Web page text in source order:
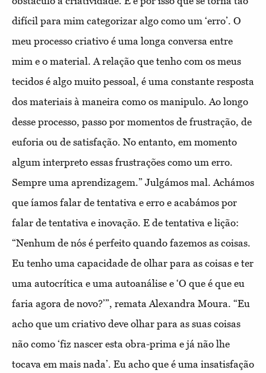
difícil para mim categorizar algo como um ‘erro’. O
meu processo criativo é uma longa conversa entre
mim e o material. A relação que tenho com os meus
tecidos é algo muito pessoal, é uma constante resposta
dos materiais à maneira como os manipulo. Ao longo
desse processo, passo por momentos de frustração, de
euforia ou de satisfação. No entanto, em momento
algum interpreto essas frustrações como um erro.
Sempre uma aprendizagem.” Julgámos mal. Achámos
que íamos falar de tentativa e erro e acabámos por
falar de tentativa e inovação. E de tentativa e lição:
“Nenhum de nós é perfeito quando fazemos as coisas.
Eu tenho uma capacidade de olhar para as coisas e ter
uma autocrítica e uma autoanálise e ‘O que é que eu
faria agora de novo?’”, remata Alexandra Moura. “Eu
acho que um criativo deve olhar para as suas coisas
não como ‘fiz nascer esta obra-prima e já não lhe
tocava em mais nada’. Eu acho que é uma insatisfação